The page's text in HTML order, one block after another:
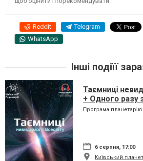
Reddit Telegram
WhatsApp
Інші подіїї
Таємниці
+ Одного разу
Вибуху
Програма планетарію
6 серпня, 17:00
Київський